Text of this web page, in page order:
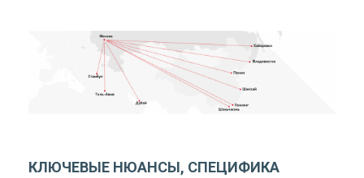
КЛЮЧЕВЫЕ НЮАНСЫ, СПЕЦИФИКА